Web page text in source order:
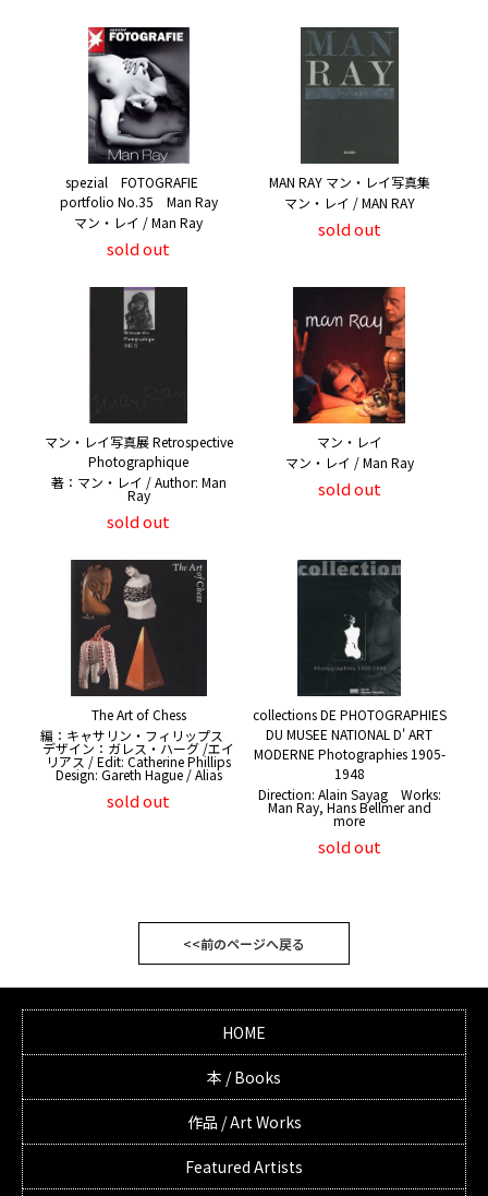
spezial FOTOGRAFIE
portfolio No.35 Man Ray
マン・レイ / Man Ray
sold out
MAN RAY マン・レイ写真集
マン・レイ / MAN RAY
sold out
マン・レイ写真展 Retrospective
Photographique
著：マン・レイ / Author: Man
Ray
sold out
マン・レイ
マン・レイ / Man Ray
sold out
The Art of Chess
編：キャサリン・フィリップス
デザイン：ガレス・ハーグ /エイ
リアス / Edit: Catherine Phillips
Design: Gareth Hague / Alias
sold out
collections DE PHOTOGRAPHIES
DU MUSEE NATIONAL D' ART
MODERNE Photographies 1905-
1948
Direction: Alain Sayag Works:
Man Ray, Hans Bellmer and
more
sold out
<<前のページへ戻る
HOME
本 / Books
作品 / Art Works
Featured Artists